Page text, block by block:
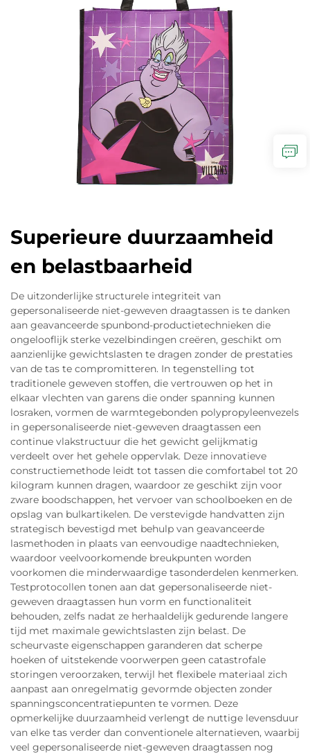
Superieure duurzaamheid
en belastbaarheid
De uitzonderlijke structurele integriteit van
gepersonaliseerde niet-geweven draagtassen is te danken
aan geavanceerde spunbond-productietechnieken die
ongelooflijk sterke vezelbindingen creëren, geschikt om
aanzienlijke gewichtslasten te dragen zonder de prestaties
van de tas te compromitteren. In tegenstelling tot
traditionele geweven stoffen, die vertrouwen op het in
elkaar vlechten van garens die onder spanning kunnen
losraken, vormen de warmtegebonden polypropyleenvezels
in gepersonaliseerde niet-geweven draagtassen een
continue vlakstructuur die het gewicht gelijkmatig
verdeelt over het gehele oppervlak. Deze innovatieve
constructiemethode leidt tot tassen die comfortabel tot 20
kilogram kunnen dragen, waardoor ze geschikt zijn voor
zware boodschappen, het vervoer van schoolboeken en de
opslag van bulkartikelen. De verstevigde handvatten zijn
strategisch bevestigd met behulp van geavanceerde
lasmethoden in plaats van eenvoudige naadtechnieken,
waardoor veelvoorkomende breukpunten worden
voorkomen die minderwaardige tasonderdelen kenmerken.
Testprotocollen tonen aan dat gepersonaliseerde niet-
geweven draagtassen hun vorm en functionaliteit
behouden, zelfs nadat ze herhaaldelijk gedurende langere
tijd met maximale gewichtslasten zijn belast. De
scheurvaste eigenschappen garanderen dat scherpe
hoeken of uitstekende voorwerpen geen catastrofale
storingen veroorzaken, terwijl het flexibele materiaal zich
aanpast aan onregelmatig gevormde objecten zonder
spanningsconcentratiepunten te vormen. Deze
opmerkelijke duurzaamheid verlengt de nuttige levensduur
van elke tas verder dan conventionele alternatieven, waarbij
veel gepersonaliseerde niet-geweven draagtassen nog